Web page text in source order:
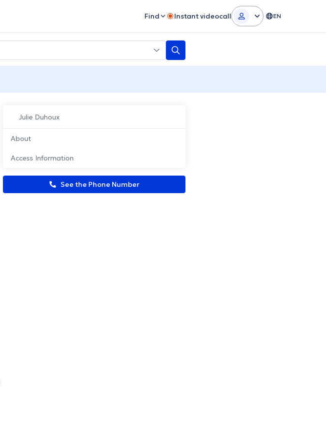
Find Instant videocall EN
Julie Duhoux
About
Access Information
See the Phone Number